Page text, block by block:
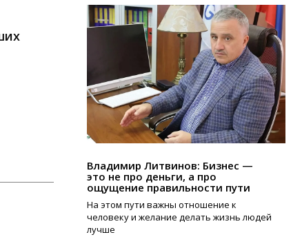
Владимир Литвинов: Бизнес —
это не про деньги, а про
ощущение правильности пути
На этом пути важны отношение к
человеку и желание делать жизнь людей
лучше